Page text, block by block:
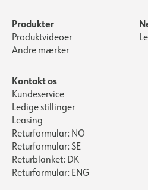
Produkter
Produktvideoer
Andre mærker
Kontakt os
Kundeservice
Ledige stillinger
Leasing
Returformular: NO
Returformular: SE
Returblanket: DK
Returformular: ENG